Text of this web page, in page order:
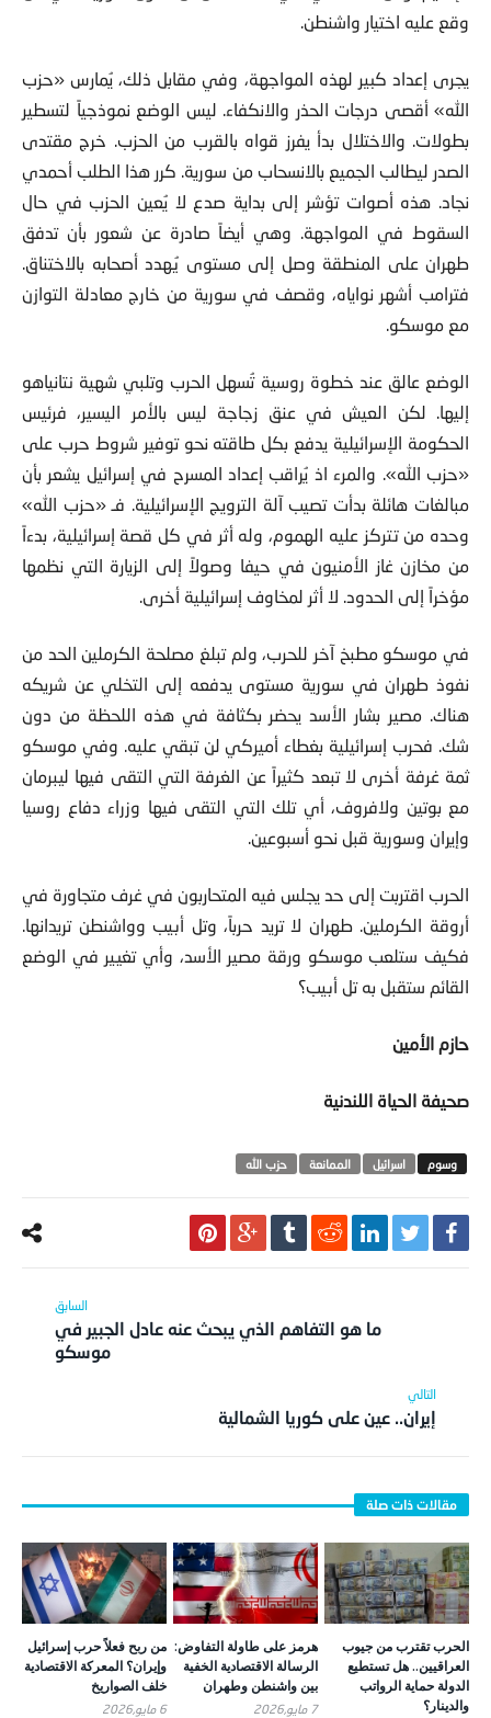
وقع عليه اختيار واشنطن.
يجرى إعداد كبير لهذه المواجهة، وفي مقابل ذلك، يُمارس «حزب
الله» أقصى درجات الحذر والانكفاء. ليس الوضع نموذجياً لتسطير
بطولات. والاختلال بدأ يفرز قواه بالقرب من الحزب. خرج مقتدى
الصدر ليطالب الجميع بالانسحاب من سورية. كرر هذا الطلب أحمدي
نجاد. هذه أصوات تؤشر إلى بداية صدع لا يُعين الحزب في حال
السقوط في المواجهة. وهي أيضاً صادرة عن شعور بأن تدفق
طهران على المنطقة وصل إلى مستوى يُهدد أصحابه بالاختناق.
فترامب أشهر نواياه، وقصف في سورية من خارج معادلة التوازن
مع موسكو.
الوضع عالق عند خطوة روسية تُسهل الحرب وتلبي شهية نتانياهو
إليها. لكن العيش في عنق زجاجة ليس بالأمر اليسير، فرئيس
الحكومة الإسرائيلية يدفع بكل طاقته نحو توفير شروط حرب على
«حزب الله». والمرء اذ يُراقب إعداد المسرح في إسرائيل يشعر بأن
مبالغات هائلة بدأت تصيب آلة الترويج الإسرائيلية. فـ «حزب الله»
وحده من تتركز عليه الهموم، وله أثر في كل قصة إسرائيلية، بدءاً
من مخازن غاز الأمنيون في حيفا وصولاً إلى الزيارة التي نظمها
مؤخراً إلى الحدود. لا أثر لمخاوف إسرائيلية أخرى.
في موسكو مطبخ آخر للحرب، ولم تبلغ مصلحة الكرملين الحد من
نفوذ طهران في سورية مستوى يدفعه إلى التخلي عن شريكه
هناك. مصير بشار الأسد يحضر بكثافة في هذه اللحظة من دون
شك. فحرب إسرائيلية بغطاء أميركي لن تبقي عليه. وفي موسكو
ثمة غرفة أخرى لا تبعد كثيراً عن الغرفة التي التقى فيها ليبرمان
مع بوتين ولافروف، أي تلك التي التقى فيها وزراء دفاع روسيا
وإيران وسورية قبل نحو أسبوعين.
الحرب اقتربت إلى حد يجلس فيه المتحاربون في غرف متجاورة في
أروقة الكرملين. طهران لا تريد حرباً، وتل أبيب وواشنطن تريدانها.
فكيف ستلعب موسكو ورقة مصير الأسد، وأي تغيير في الوضع
القائم ستقبل به تل أبيب؟
حازم الأمين
صحيفة الحياة اللندنية
اسرائيل الممانعة حزب الله
ما هو التفاهم الذي يبحث عنه عادل الجبير في
موسكو
إيران.. عين على كوريا الشمالية
الحرب تقترب من جيوب
العراقيين.. هل تستطيع
الدولة حماية الرواتب
والدينار؟
هرمز على طاولة التفاوض:
الرسالة الاقتصادية الخفية
بين واشنطن وطهران
7 مايو,2026
من ربح فعلاً حرب إسرائيل
وإيران؟ المعركة الاقتصادية
خلف الصواريخ
6 مايو,2026